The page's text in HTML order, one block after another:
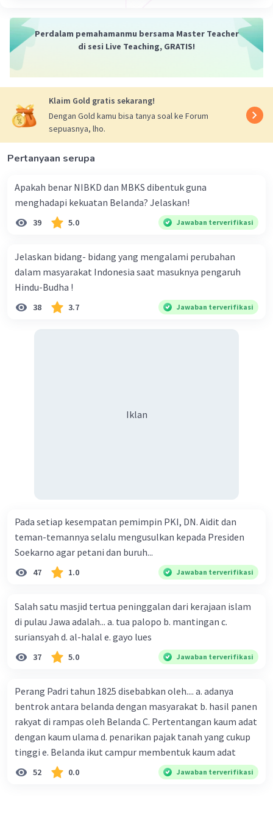
Perdalam pemahamanmu bersama Master Teacher
di sesi Live Teaching, GRATIS!
Klaim Gold gratis sekarang!
Dengan Gold kamu bisa tanya soal ke Forum
sepuasnya, lho.
Pertanyaan serupa
Apakah benar NIBKD dan MBKS dibentuk guna
menghadapi kekuatan Belanda? Jelaskan!
39 5.0 Jawaban terverifikasi
Jelaskan bidang- bidang yang mengalami perubahan
dalam masyarakat Indonesia saat masuknya pengaruh
Hindu-Budha !
38 3.7 Jawaban terverifikasi
Iklan
Pada setiap kesempatan pemimpin PKI, DN. Aidit dan
teman-temannya selalu mengusulkan kepada Presiden
Soekarno agar petani dan buruh...
47 1.0 Jawaban terverifikasi
Salah satu masjid tertua peninggalan dari kerajaan islam
di pulau Jawa adalah... a. tua palopo b. mantingan c.
suriansyah d. al-halal e. gayo lues
37 5.0 Jawaban terverifikasi
Perang Padri tahun 1825 disebabkan oleh.... a. adanya
bentrok antara belanda dengan masyarakat b. hasil panen
rakyat di rampas oleh Belanda C. Pertentangan kaum adat
dengan kaum ulama d. penarikan pajak tanah yang cukup
tinggi e. Belanda ikut campur membentuk kaum adat
52 0.0 Jawaban terverifikasi